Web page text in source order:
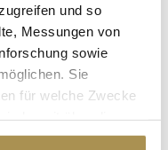
und so
Messungen von
sowie
Sie
für welche Zwecke
auf das Privacy